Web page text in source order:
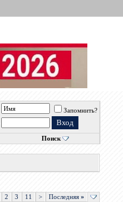
Запомнить?
Поиск
2 3 11 > Последняя»